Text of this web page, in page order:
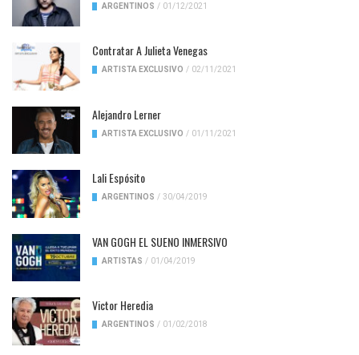
ARGENTINOS / 01/12/2021
Contratar A Julieta Venegas
ARTISTA EXCLUSIVO / 02/11/2021
Alejandro Lerner
ARTISTA EXCLUSIVO / 01/11/2021
Lali Espósito
ARGENTINOS / 30/04/2019
VAN GOGH EL SUENO INMERSIVO
ARTISTAS / 01/04/2019
Victor Heredia
ARGENTINOS / 01/02/2018